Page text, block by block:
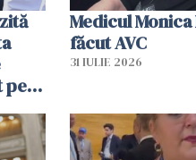
pe
Medicul Monica
făcut AVC
31 IULIE 2026